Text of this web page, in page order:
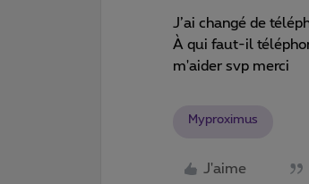
J’ai changé de
À qui faut-il
m'aider svp merci
Myproximus
J'aime